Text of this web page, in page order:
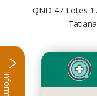
QND 47 Lotes